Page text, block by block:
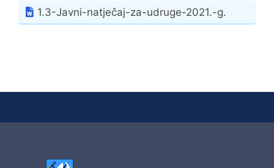
1.3-Javni-natječaj-za-udruge-2021.-g.